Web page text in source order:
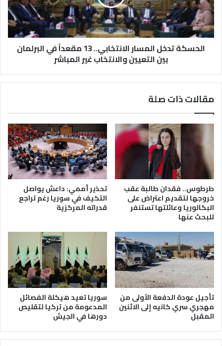
مقعداً
في
البرلمان
بين
التعيين
المباشر
الحسكة تدخل المسار الانتخابي.. 13 مقعداً في البرلمان
بين التعيين والانتخاب غير المباشر
مقالات ذات صلة
طرطوس.. فقدان طالبة عقب
خروجها لتقديم اعتراض على
البكالوريا وعائلتها تستنفر
للبحث عنها
تحذير أممي: داعش يواصل
التكيف في سوريا رغم تراجع
قدراته المركزية
تأجيل عودة الدفعة الأولى من
مهجري سري كانيه إلى الاثنين
المقبل
سوريا تعيد هيكلة الفصائل
المدعومة من تركيا لتقليص
دورها في الجيش